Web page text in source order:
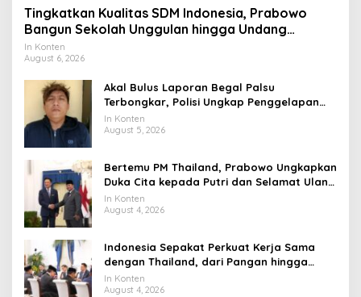
Tingkatkan Kualitas SDM Indonesia, Prabowo
Bangun Sekolah Unggulan hingga Undang
Universitas Terbaik Dunia
In Konten
August 6, 2026
Akal Bulus Laporan Begal Palsu
Terbongkar, Polisi Ungkap Penggelapan
Uang Perusahaan untuk Crypto
In Konten
August 5, 2026
Bertemu PM Thailand, Prabowo Ungkapkan
Duka Cita kepada Putri dan Selamat Ulang
Tahun ke Raja Thailand
In Konten
August 4, 2026
Indonesia Sepakat Perkuat Kerja Sama
dengan Thailand, dari Pangan hingga
Ekonomi Digital
In Konten
August 4, 2026